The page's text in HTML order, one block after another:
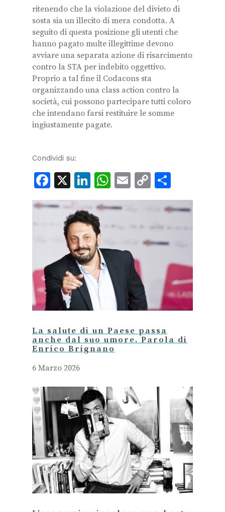
ritenendo che la violazione del divieto di
sosta sia un illecito di mera condotta. A
seguito di questa posizione gli utenti che
hanno pagato multe illegittime devono
avviare una separata azione di risarcimento
contro la STA per indebito oggettivo.
Proprio a tal fine il Codacons sta
organizzando una class action contro la
società, cui possono partecipare tutti coloro
che intendano farsi restituire le somme
ingiustamente pagate.
Condividi su:
Facebook
X LinkedIn
WhatsApp
Email
Copy
Link
La salute di un Paese passa
anche dal suo umore. Parola di
Enrico Brignano
6 Marzo 2026